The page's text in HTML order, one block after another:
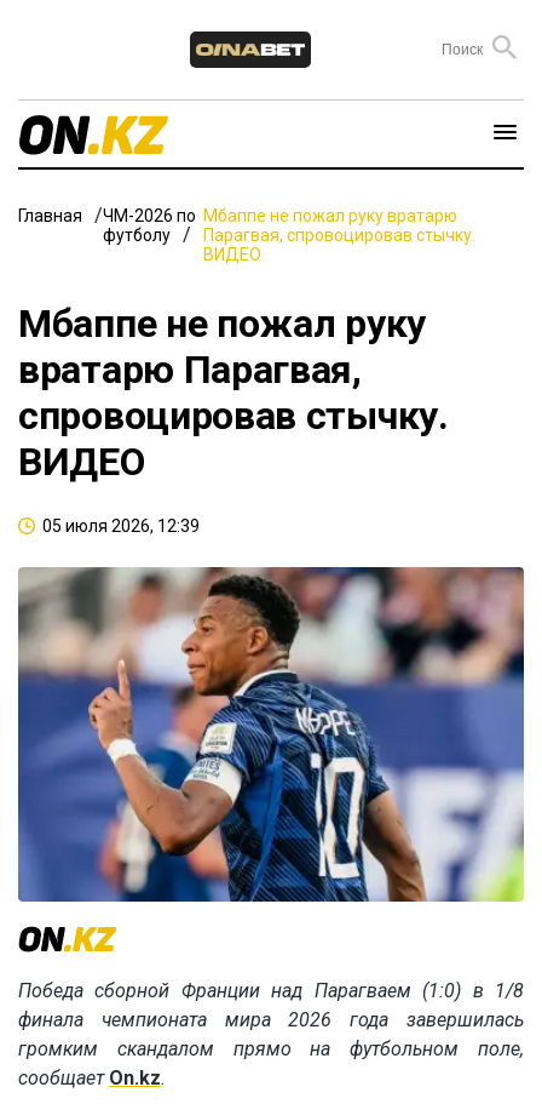
Главная
ЧМ-2026 по
футболу
Мбаппе не пожал руку вратарю
Парагвая, спровоцировав стычку.
ВИДЕО
Мбаппе не пожал руку
вратарю Парагвая,
спровоцировав стычку.
ВИДЕО
05 июля 2026, 12:39
Победа сборной Франции над Парагваем (1:0) в 1/8
финала чемпионата мира 2026 года завершилась
громким скандалом прямо на футбольном поле,
сообщает On.kz.